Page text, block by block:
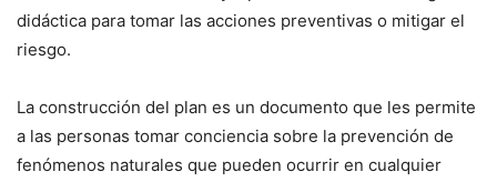
didáctica para tomar las acciones preventivas o mitigar el
riesgo.
La construcción del plan es un documento que les permite
a las personas tomar conciencia sobre la prevención de
fenómenos naturales que pueden ocurrir en cualquier